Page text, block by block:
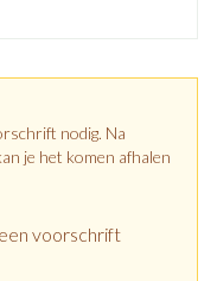
nodig. Na
je het komen afhalen
voorschrift